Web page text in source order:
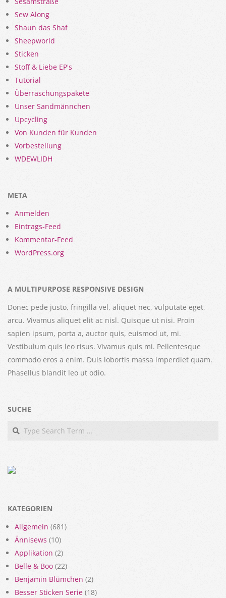
Sew Along
Shaun das Shaf
Sheepworld
Sticken
Stoff & Liebe EP's
Tutorial
Überraschungspakete
Unser Sandmännchen
Upcycling
Von Kunden für Kunden
Vorbestellung
WDEWLIDH
META
Anmelden
Eintrags-Feed
Kommentar-Feed
WordPress.org
A MULTIPURPOSE RESPONSIVE DESIGN
Donec pede justo, fringilla vel, aliquet nec, vulputate eget,
arcu. Vivamus aliquet elit ac nisl. Quisque ut nisi. Proin
sapien ipsum, porta a, auctor quis, euismod ut, mi.
Vestibulum quis leo risus. Vivamus quis mi. Pellentesque
commodo eros a enim. Duis lobortis massa imperdiet quam.
Phasellus blandit leo ut odio.
SUCHE
Search
KATEGORIEN
Allgemein (681)
Ännisews (10)
Applikation (2)
Belle & Boo (22)
Benjamin Blümchen (2)
Besser Sticken Serie (18)